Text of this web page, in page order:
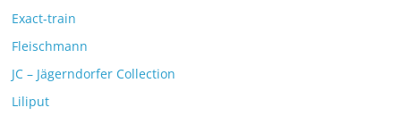
Exact-train
Fleischmann
JC – Jägerndorfer Collection
Liliput